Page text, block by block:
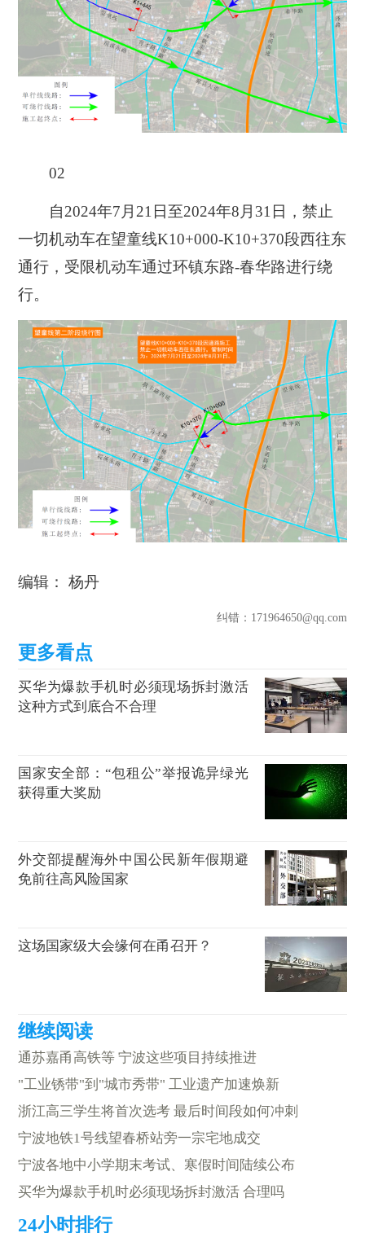
02
自2024年7月21日至2024年8月31日 ，禁止
一切机动车在望童线K10+000-K10+370段西往东
通行，受限机动车通过环镇东路-春华路进行绕
行。
编辑： 杨丹
纠错：171964650@qq.com
买华为爆款手机时必须现场拆封激活
这种方式到底合不合理
国家安全部：“包租公”举报诡异绿光
获得重大奖励
外交部提醒海外中国公民新年假期避
免前往高风险国家
这场国家级大会缘何在甬召开？
通苏嘉甬高铁等 宁波这些项目持续推进
"工业锈带"到"城市秀带" 工业遗产加速焕新
浙江高三学生将首次选考 最后时间段如何冲刺
宁波地铁1号线望春桥站旁一宗宅地成交
宁波各地中小学期末考试、寒假时间陆续公布
买华为爆款手机时必须现场拆封激活 合理吗